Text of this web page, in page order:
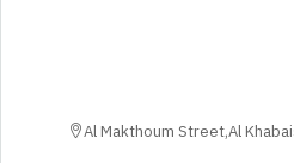
Al Makthoum Street,Al